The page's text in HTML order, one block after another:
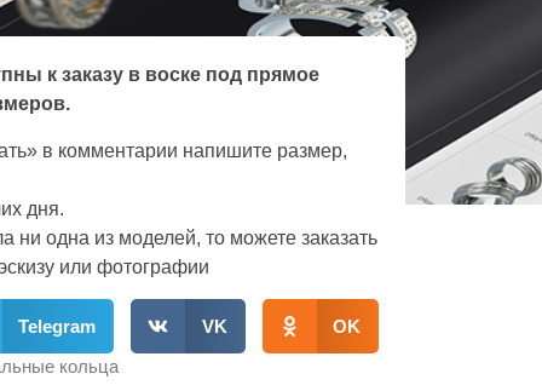
к заказу в воске под прямое
в комментарии напишите размер,
дня.
ни одна из моделей, то можете заказать
или фотографии
Telegram VK
OK
кольца